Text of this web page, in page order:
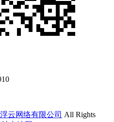
云网络有限公司 All Rights